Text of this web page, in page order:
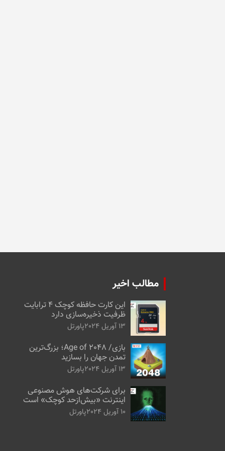
مطالب اخیر
این کارت حافظه کوچک ۴ ترابایت
ظرفیت ذخیره‌سازی دارد
13 آوریل 2024 پاورتل
بازی/ Age of 2048؛ بزرگ‌ترین
تمدن جهان را بسازید
13 آوریل 2024 پاورتل
برای شرکت‌های هوش مصنوعی
اینترنت «بیش‌از‌حد کوچک» است
10 آوریل 2024 پاورتل